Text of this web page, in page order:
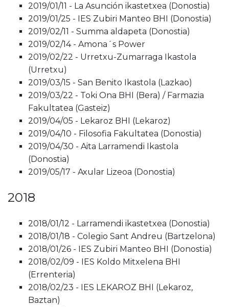
2019/01/11 - La Asunción ikastetxea (Donostia)
2019/01/25 - IES Zubiri Manteo BHI (Donostia)
2019/02/11 - Summa aldapeta (Donostia)
2019/02/14 - Amona´s Power
2019/02/22 - Urretxu-Zumarraga Ikastola
(Urretxu)
2019/03/15 - San Benito Ikastola (Lazkao)
2019/03/22 - Toki Ona BHI (Bera) / Farmazia
Fakultatea (Gasteiz)
2019/04/05 - Lekaroz BHI (Lekaroz)
2019/04/10 - Filosofia Fakultatea (Donostia)
2019/04/30 - Aita Larramendi Ikastola
(Donostia)
2019/05/17 - Axular Lizeoa (Donostia)
2018
2018/01/12 - Larramendi ikastetxea (Donostia)
2018/01/18 - Colegio Sant Andreu (Bartzelona)
2018/01/26 - IES Zubiri Manteo BHI (Donostia)
2018/02/09 - IES Koldo Mitxelena BHI
(Errenteria)
2018/02/23 - IES LEKAROZ BHI (Lekaroz,
Baztan)